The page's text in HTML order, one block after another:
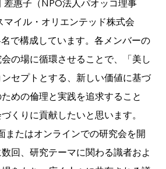
差惠子（NPO法人パオッコ理事
マイル・オリエンテッド株式会
で構成しています。各メンバーの
の場に循環させることで、「美し
セプトとする、新しい価値に基づ
めの倫理と実践を追求すること
くりに貢献したいと思います。
またはオンラインでの研究会を開
回、研究テーマに関わる識者およ